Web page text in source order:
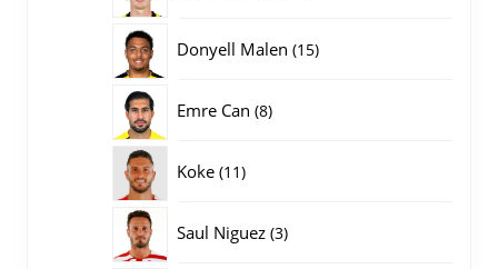
Donyell Malen 1515
Emre Can 88
Koke 1111
Saul Niguez 33